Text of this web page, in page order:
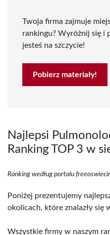
Twoja firma zajmuje
rankingu? Wyróżnij się i
jesteś na szczycie!
Pobierz materiały!
Najlepsi
Ranking TOP 3 w
Ranking według portalu
Poniżej prezentujemy
okolicach, które znalazły się
Wszystkie firmy w naszym